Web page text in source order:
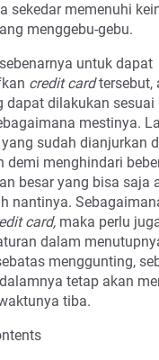
sekedar memenuhi
menggebu-gebu.
untuk dapat
credit cardtersebut,
dapat dilakukan sesuai
mestinya.
sudah dianjurkan
demi menghindari
besar yang bisa saja
nantinya.
card, maka perlu
dalam
menggunting,
tetap akan
tiba.